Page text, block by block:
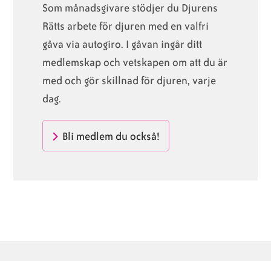
Som månadsgivare stödjer du Djurens
Rätts arbete för djuren med en valfri
gåva via autogiro. I gåvan ingår ditt
medlemskap och vetskapen om att du är
med och gör skillnad för djuren, varje
dag.
Bli medlem du också!